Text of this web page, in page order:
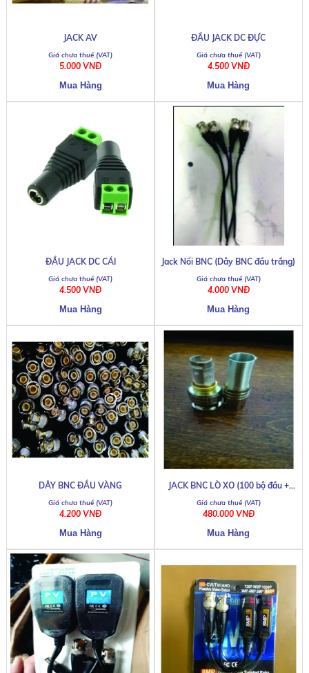
JACK AV
5.000 VNĐ
ĐẦU JACK DC ĐỰC
4.500 VNĐ
ĐẦU JACK DC CÁI
4.500 VNĐ
Jack Nối BNC (Dây BNC đầu trắng)
4.000 VNĐ
DÂY BNC ĐẦU VÀNG
4.200 VNĐ
JACK BNC LÒ XO (100 bộ đầu +
480.000 VNĐ